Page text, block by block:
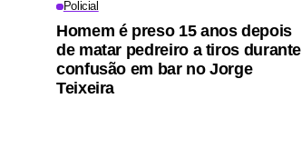
Policial
Homem é preso 15 anos depois
de matar pedreiro a tiros durante
confusão em bar no Jorge
Teixeira